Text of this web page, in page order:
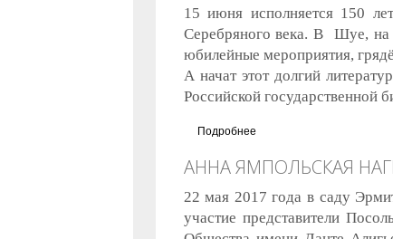
15 июня исполняется 150
Серебряного века. В Шуе, на
юбилейные мероприятия,
А начат этот долгий
Российской государственной
Подробнее
АННА ЯМПОЛЬСКАЯ
22 мая 2017 года в саду
участие представители